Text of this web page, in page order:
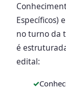
Específicos)
no turno da
é
edital: